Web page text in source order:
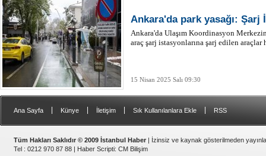
Ankara'da park yasağı: Şarj
Ankara'da Ulaşım Koordinasyon
araç şarj istasyonlarına şarj edilen araçlar
15 Nisan 2025 Salı 09:30
Ana Sayfa Künye İletişim Sık Kullanılanlara Ekle RSS
Tüm Hakları Saklıdır © 2009 İstanbul Haber | İzinsiz ve kaynak gösterilmeden
Tel : 0212 970 87 88 | Haber Scripti: CM Bilişim